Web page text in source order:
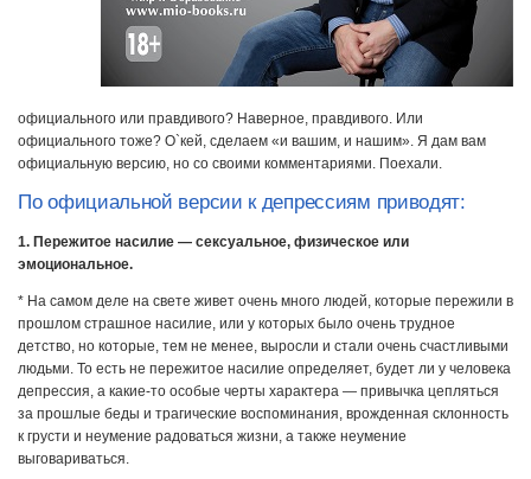
официального или правдивого? Наверное, правдивого. Или
официального тоже? О`кей, сделаем «и вашим, и нашим». Я дам вам
официальную версию, но со своими комментариями. Поехали.
По официальной версии к депрессиям приводят:
1. Пережитое насилие — сексуальное, физическое или
эмоциональное.
* На самом деле на свете живет очень много людей, которые пережили в
прошлом страшное насилие, или у которых было очень трудное
детство, но которые, тем не менее, выросли и стали очень счастливыми
людьми. То есть не пережитое насилие определяет, будет ли у человека
депрессия, а какие-то особые черты характера — привычка цепляться
за прошлые беды и трагические воспоминания, врожденная склонность
к грусти и неумение радоваться жизни, а также неумение
выговариваться.